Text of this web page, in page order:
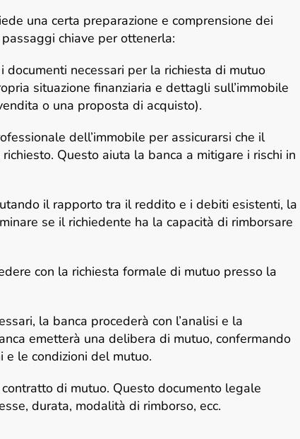
una certa preparazione e comprensione dei
chiave per ottenerla:
necessari per la richiesta di mutuo
situazione finanziaria e dettagli sull’immobile
o una proposta di acquisto).
dell’immobile per assicurarsi che il
Questo aiuta la banca a mitigare i rischi in
il rapporto tra il reddito e i debiti esistenti, la
se il richiedente ha la capacità di rimborsare
con la richiesta formale di mutuo presso la
la banca procederà con l’analisi e la
emetterà una delibera di mutuo, confermando
e le condizioni del mutuo.
di mutuo. Questo documento legale
durata, modalità di rimborso, ecc.